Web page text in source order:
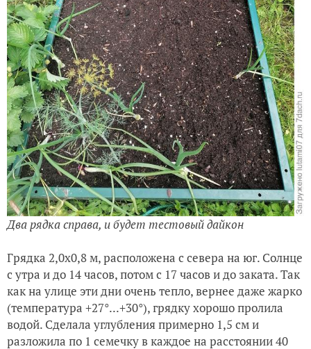
Два рядка справа, и будет тестовый дайкон
Грядка 2,0х0,8 м, расположена с севера на юг. Солнце
с утра и до 14 часов, потом с 17 часов и до заката. Так
как на улице эти дни очень тепло, вернее даже жарко
(температура +27°...+30°), грядку хорошо пролила
водой. Сделала углубления примерно 1,5 см и
разложила по 1 семечку в каждое на расстоянии 40